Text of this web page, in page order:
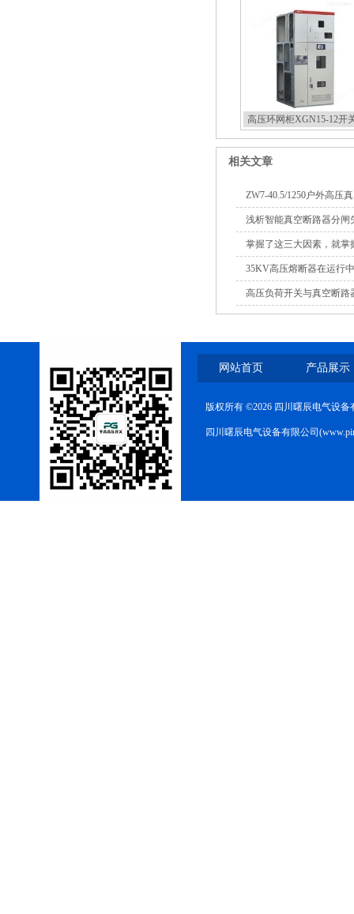
高压环网柜XGN15-12开
相关文章
ZW7-40.5/1250户外高压
浅析智能真空断路器分闸
掌握了这三大因素，就
35KV高压熔断器在运行
高压负荷开关与真空断路
网站首页 产品展示
版权所有 ©2026 四川曙辰电气设
四川曙辰电气设备有限公司